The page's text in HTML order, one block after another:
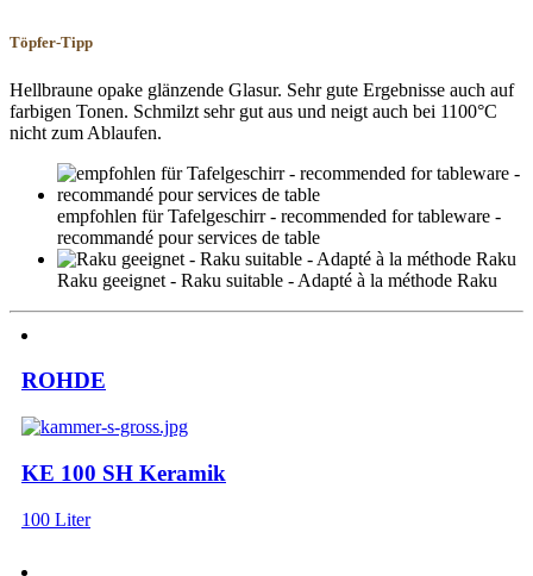
Töpfer-Tipp
Hellbraune opake glänzende Glasur. Sehr gute Ergebnisse auch auf
farbigen Tonen. Schmilzt sehr gut aus und neigt auch bei 1100°C
nicht zum Ablaufen.
empfohlen für Tafelgeschirr - recommended for tableware -
recommandé pour services de table
Raku geeignet - Raku suitable - Adapté à la méthode Raku
ROHDE
KE 100 SH Keramik
100 Liter